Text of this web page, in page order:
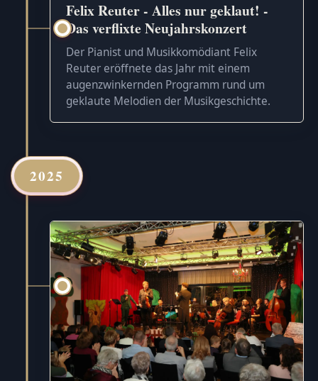
Felix Reuter - Alles nur geklaut! -
Das verflixte Neujahrskonzert
Der Pianist und Musikkomödiant Felix
Reuter eröffnete das Jahr mit einem
augenzwinkernden Programm rund um
geklaute Melodien der Musikgeschichte.
2025